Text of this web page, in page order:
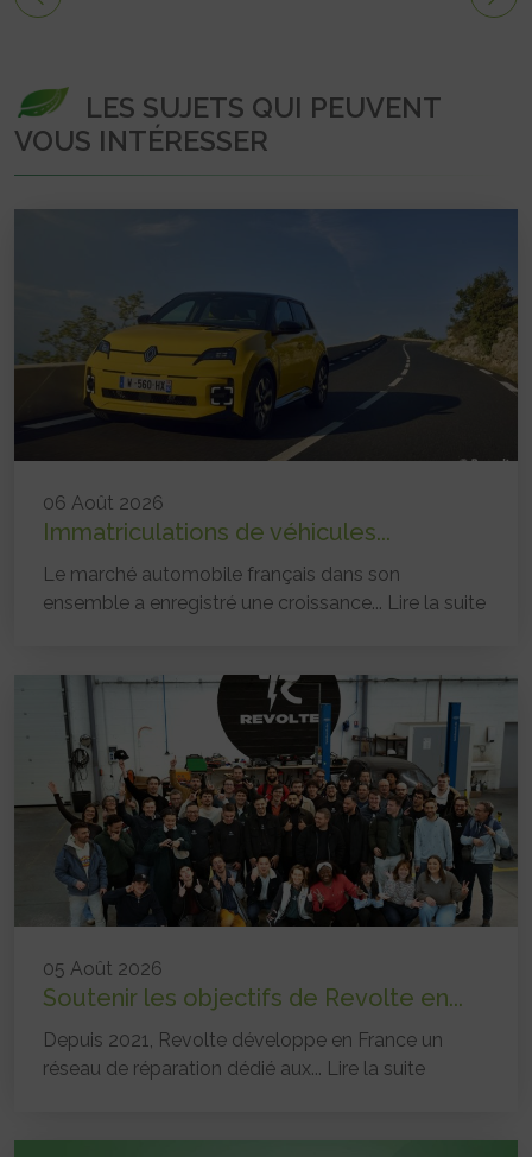
LES SUJETS QUI PEUVENT
VOUS INTÉRESSER
06 Août 2026
Immatriculations de véhicules...
Le marché automobile français dans son
ensemble a enregistré une croissance... Lire la suite
05 Août 2026
Soutenir les objectifs de Revolte en...
Depuis 2021, Revolte développe en France un
réseau de réparation dédié aux... Lire la suite